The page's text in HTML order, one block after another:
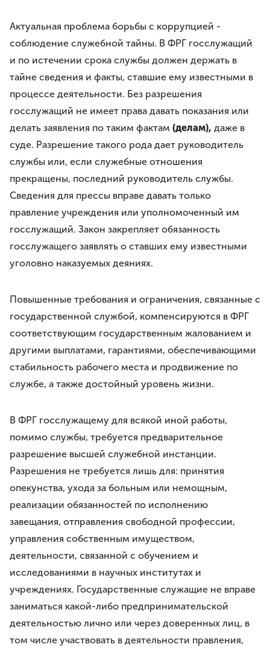
Актуальная проблема борьбы с коррупцией -
соблюдение служебной тайны. В ФРГ госслужащий
и по истечении срока службы должен держать в
тайне сведения и факты, ставшие ему известными в
процессе деятельности. Без разрешения
госслужащий не имеет права давать показания или
делать заявления по таким фактам (делам), даже в
суде. Разрешение такого рода дает руководитель
службы или, если служебные отношения
прекращены, последний руководитель службы.
Сведения для прессы вправе давать только
правление учреждения или уполномоченный им
госслужащий. Закон закрепляет обязанность
госслужащего заявлять о ставших ему известными
уголовно наказуемых деяниях.
Повышенные требования и ограничения, связанные с
государственной службой, компенсируются в ФРГ
соответствующим государственным жалованием и
другими выплатами, гарантиями, обеспечивающими
стабильность рабочего места и продвижение по
службе, а также достойный уровень жизни.
В ФРГ госслужащему для всякой иной работы,
помимо службы, требуется предварительное
разрешение высшей служебной инстанции.
Разрешения не требуется лишь для: принятия
опекунства, ухода за больным или немощным,
реализации обязанностей по исполнению
завещания, отправления свободной профессии,
управления собственным имуществом,
деятельности, связанной с обучением и
исследованиями в научных институтах и
учреждениях. Государственные служащие не вправе
заниматься какой-либо предпринимательской
деятельностью лично или через доверенных лиц, в
том числе участвовать в деятельности правления,